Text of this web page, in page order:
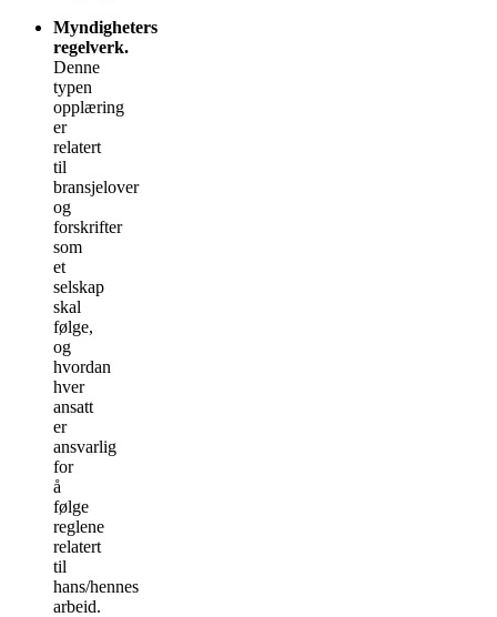
Myndigheters
regelverk.
Denne
typen
opplæring
er
relatert
til
bransjelover
og
forskrifter
som
et
selskap
skal
følge,
og
hvordan
hver
ansatt
er
ansvarlig
for
å
følge
reglene
relatert
til
hans/hennes
arbeid.